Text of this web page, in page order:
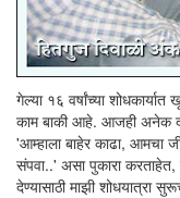
गेल्या १६ वर्षांच्या
काम बाकी आहे. आजही अनेक
'आम्हाला बाहेर काढा, आमचा
संपवा..' असा पुकारा करताहेत,
देण्यासाठी माझी शोधयात्रा